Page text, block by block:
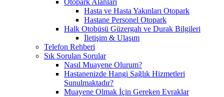
Hasta ve Hasta Yakınları Otopark
Hastane Personel Otopark
Halk Otobüsü Güzergah ve Durak Bilgileri
İletişim & Ulaşım
Telefon Rehberi
Sık Sorulan Sorular
Nasıl Muayene Olurum?
Hastanenizde Hangi Sağlık Hizmetleri
Sunulmaktadır?
Muayene Olmak İçin Gereken Evraklar